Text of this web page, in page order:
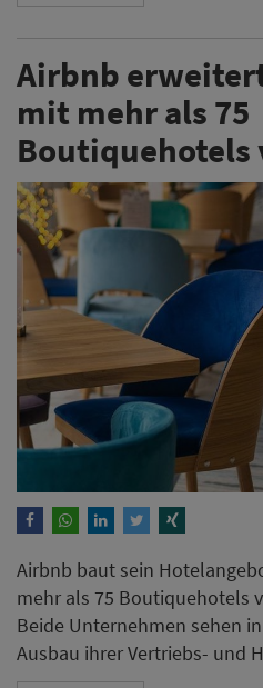
Airbnb
mit mehr als 75
Boutiquehotels
Airbnb baut sein
mehr als 75 Boutiquehotels
Beide Unternehmen sehen
Ausbau ihrer Vertriebs- und